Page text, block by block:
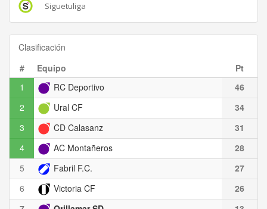
Siguetuliga
Clasificación
#
Equipo
Pt
1
RC Deportivo
46
2
Ural CF
34
3
CD Calasanz
31
4
AC Montañeros
28
5
Fabril F.C.
27
6
Victoria CF
26